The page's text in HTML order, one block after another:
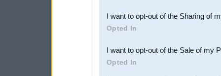
Downstream Participants
third parties.
I want to opt-out of the Sharing of
Opted In
I want to opt-out of the Sale of my
Opted In